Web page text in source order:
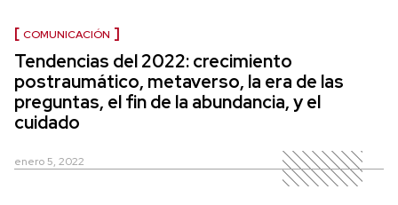
COMUNICACIÓN
Tendencias del 2022: crecimiento
postraumático, metaverso, la era de las
preguntas, el fin de la abundancia, y el
cuidado
enero 5, 2022